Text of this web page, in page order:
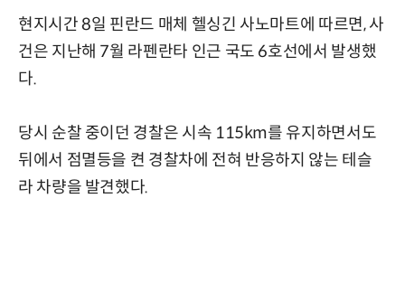
현지시간 8일 핀란드 매체 헬싱긴 사노마트에 따르면, 사
건은 지난해 7월 라펜란타 인근 국도 6호선에서 발생했
다.
당시 순찰 중이던 경찰은 시속 115km를 유지하면서도
뒤에서 점멸등을 켠 경찰차에 전혀 반응하지 않는 테슬
라 차량을 발견했다.